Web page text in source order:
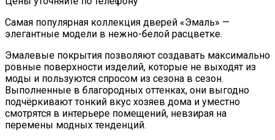
Самая популярная коллекция дверей «Эмаль» —
элегантные модели в нежно-белой расцветке.
Эмалевые покрытия позволяют создавать максимально
ровные поверхности изделий, которые не выходят из
моды и пользуются спросом из сезона в сезон.
Выполненные в благородных оттенках, они выгодно
подчёркивают тонкий вкус хозяев дома и уместно
смотрятся в интерьере помещений, невзирая на
перемены модных тенденций.